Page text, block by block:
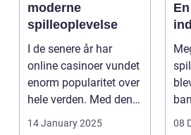
moderne
spilleoplevelse
I de senere år har
online casinoer vundet
enorm popularitet over
hele verden. Med den
teknolog...
14 January 2025 08